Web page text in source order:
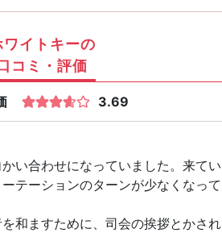
ワイトキーの
コミ・評価
3.69
い合わせになっていました。来て
テーションのターンが少なくなっ
和ますために、司会の挨拶とかさ